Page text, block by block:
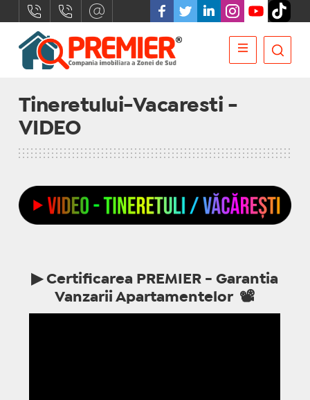
Tineretului-Vacaresti -
VIDEO
▶ Certificarea PREMIER - Garantia
Vanzarii Apartamentelor 📽